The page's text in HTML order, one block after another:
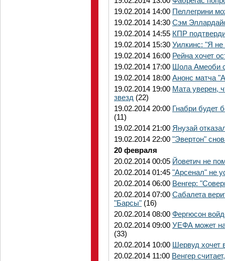
19.02.2014 14:00 Пеллегрини
19.02.2014 14:30 Сэм
19.02.2014 14:55 КПР
19.02.2014 15:30 Уилкинс: "Я
19.02.2014 16:00 Рейна хочет
19.02.2014 17:00 Шола Амеоби
19.02.2014 18:00 Анонс матча
19.02.2014 19:00 Мата уверен,
звезд (22)
19.02.2014 20:00 Гнабри будет
(11)
19.02.2014 21:00 Янузай
19.02.2014 22:00 "Эвертон"
20 февраля
20.02.2014 00:05 Йоветич не
20.02.2014 01:45 "Арсенал" не
20.02.2014 06:00 Венгер:
20.02.2014 07:00 Сабалета
"Барсы" (16)
20.02.2014 08:00 Фергюсон
20.02.2014 09:00 УЕФА может
(33)
20.02.2014 10:00 Шервуд хочет
20.02.2014 11:00 Венгер